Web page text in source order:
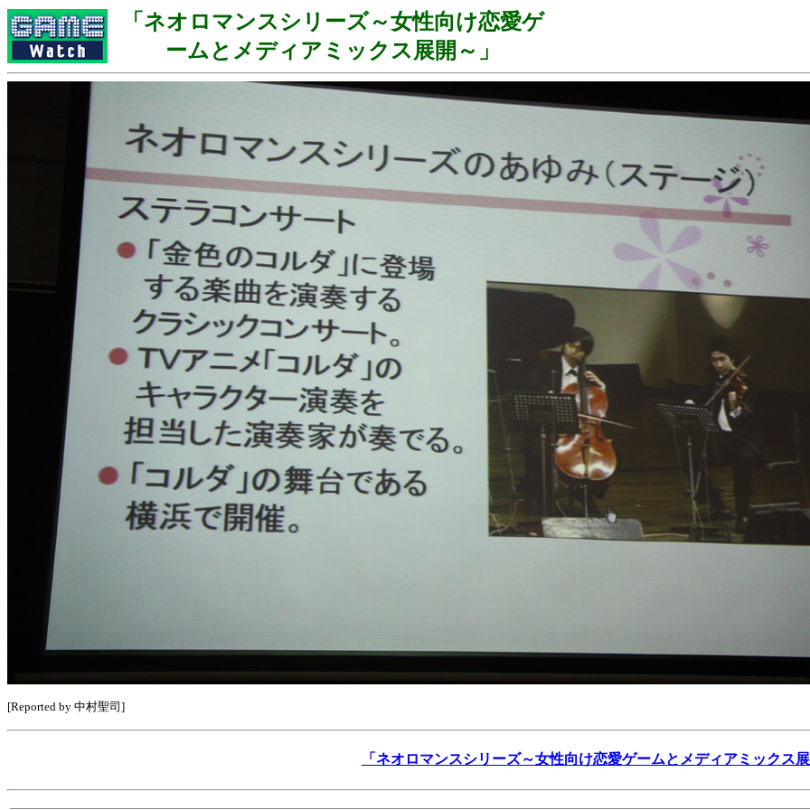
「ネオロマンスシリーズ～女性向け恋愛ゲ
ームとメディアミックス展開～」
[Reported by 中村聖司]
「ネオロマンスシリーズ～女性向け恋愛ゲームとメディアミックス